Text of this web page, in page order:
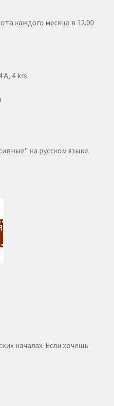
каждого месяца в 12.00
4 krs.
на русском языке.
началах. Если хочешь